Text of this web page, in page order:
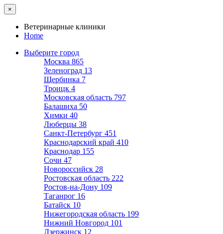
×
Ветеринарные клиники
Home
Выберите город
Москва 865
Зеленоград 13
Щербинка 7
Троицк 4
Московская область 797
Балашиха 50
Химки 40
Люберцы 38
Санкт-Петербург 451
Краснодарский край 410
Краснодар 155
Сочи 47
Новороссийск 28
Ростовская область 222
Ростов-на-Дону 109
Таганрог 16
Батайск 10
Нижегородская область 199
Нижний Новгород 101
Дзержинск 12